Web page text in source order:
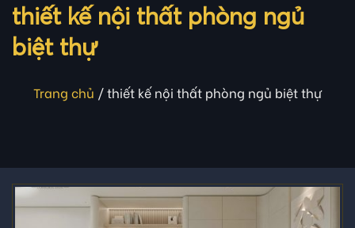
thiết kế nội thất phòng ngủ
biệt thự
Trang chủ /thiết kế nội thất phòng ngủ biệt thự